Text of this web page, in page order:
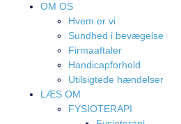
OM OS
Hvem er vi
Sundhed i bevægelse
Firmaaftaler
Handicapforhold
Utilsigtede hændelser
LÆS OM
FYSIOTERAPI